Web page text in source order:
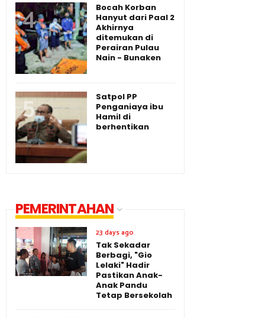
Bocah Korban
Hanyut dari Paal 2
Akhirnya
ditemukan di
Perairan Pulau
Nain - Bunaken
Satpol PP
Penganiaya ibu
Hamil di
berhentikan
PEMERINTAHAN
23 days ago
Tak Sekadar
Berbagi, "Gio
Lelaki" Hadir
Pastikan Anak-
Anak Pandu
Tetap Bersekolah